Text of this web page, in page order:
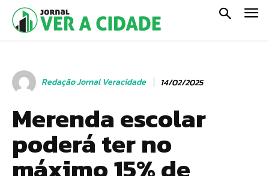
Redação Jornal Veracidade 14/02/2025
Merenda escolar
poderá ter no